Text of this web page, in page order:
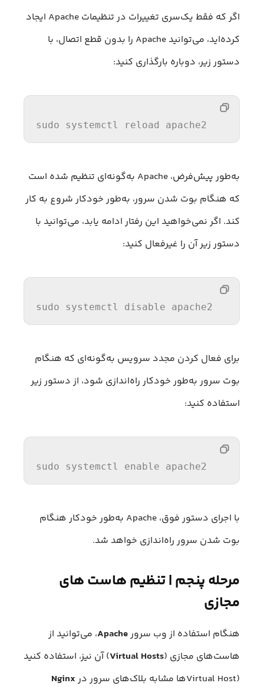
اگر که فقط یک‌سری تغییرات در تنظیمات Apache ایجاد
کرده‌اید، می‌توانید Apache را بدون قطع اتصال، با
دستور زیر، دوباره بارگذاری کنید:
sudo systemctl reload apache2
به‌طور پیش‌فرض، Apache به‌گونه‌ای تنظیم شده است
که هنگام بوت شدن سرور، به‌طور خودکار شروع به کار
کند. اگر نمی‌خواهید این رفتار ادامه یابد، می‌توانید با
دستور زیر آن را غیرفعال کنید:
sudo systemctl disable apache2
برای فعال کردن مجدد سرویس به‌گونه‌ای که هنگام
بوت سرور به‌طور خودکار راه‌اندازی شود، از دستور زیر
استفاده کنید:
sudo systemctl enable apache2
با اجرای دستور فوق، Apache به‌طور خودکار هنگام
بوت شدن سرور راه‌اندازی خواهد شد.
مرحله پنجم | تنظیم هاست‌ های
مجازی
هنگام استفاده از وب سرورApache، می‌توانید از
هاست‌های مجازی (Virtual Hosts) آن نیز، استفاده کنید
(Virtual Hostها مشابه بلاک‌های سرور در
Nginx